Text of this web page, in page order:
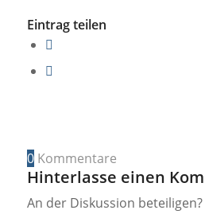
Eintrag teilen
0 Kommentare
Hinterlasse einen
An der Diskussion beteiligen?